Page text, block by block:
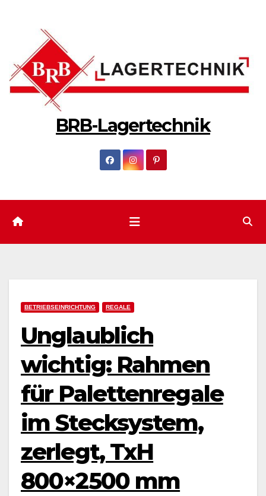
BRB-Lagertechnik
BETRIEBSEINRICHTUNG REGALE
Unglaublich
wichtig: Rahmen
für Palettenregale
im Stecksystem,
zerlegt, TxH
800×2500 mm